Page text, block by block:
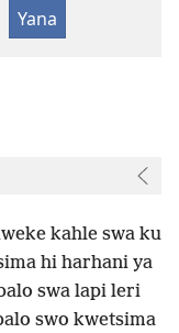
kahle swa ku
hi harhani ya
swa lapi leri
swo kwetsima